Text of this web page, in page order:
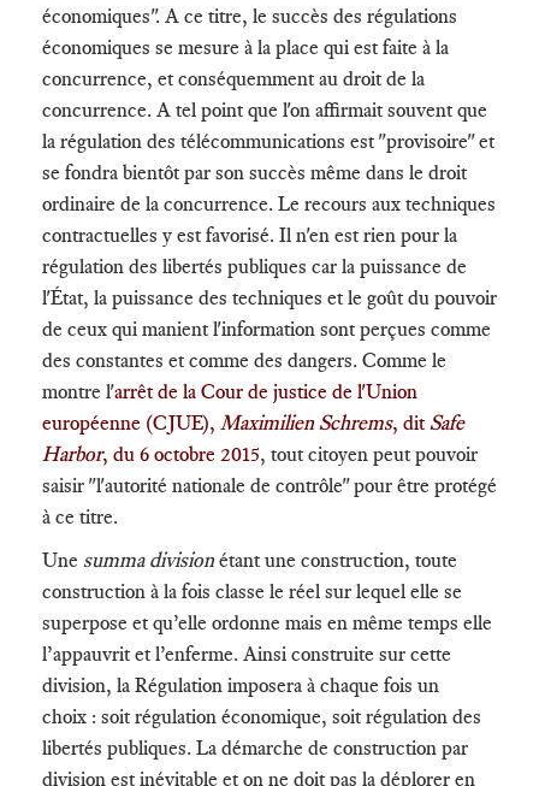
économiques". A ce titre, le succès des régulations
économiques se mesure à la place qui est faite à la
concurrence, et conséquemment au droit de la
concurrence. A tel point que l'on affirmait souvent que
la régulation des télécommunications est "provisoire" et
se fondra bientôt par son succès même dans le droit
ordinaire de la concurrence. Le recours aux techniques
contractuelles y est favorisé. Il n'en est rien pour la
régulation des libertés publiques car la puissance de
l'État, la puissance des techniques et le goût du pouvoir
de ceux qui manient l'information sont perçues comme
des constantes et comme des dangers. Comme le
montre l'arrêt de la Cour de justice de l'Union
européenne (CJUE), Maximilien Schrems, ditSafe
Harbor, du 6 octobre 2015, tout citoyen peut pouvoir
saisir "l'autorité nationale de contrôle" pour être protégé
à ce titre.
Une summa division étant une construction, toute
construction à la fois classe le réel sur lequel elle se
superpose et qu’elle ordonne mais en même temps elle
l’appauvrit et l’enferme. Ainsi construite sur cette
division, la Régulation imposera à chaque fois un
choix : soit régulation économique, soit régulation des
libertés publiques. La démarche de construction par
division est inévitable et on ne doit pas la déplorer en